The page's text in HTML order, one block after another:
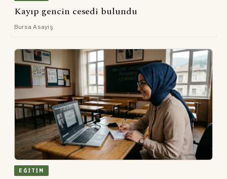
Kayıp gencin cesedi bulundu
Bursa Asayiş
EĞITIM